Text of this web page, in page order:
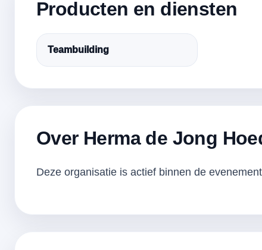
Producten en diensten
Teambuilding
Over Herma de Jong
Deze organisatie is actief binnen de